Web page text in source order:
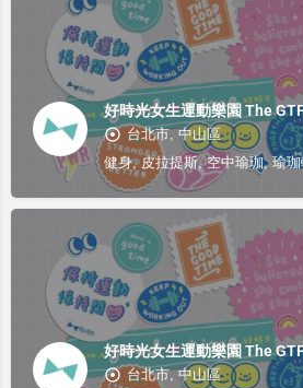
好時光女生運動樂園 The
台北市, 中山區
健身, 皮拉提斯, 空中瑜珈, 瑜
好時光女生運動樂園 The
台北市, 中山區